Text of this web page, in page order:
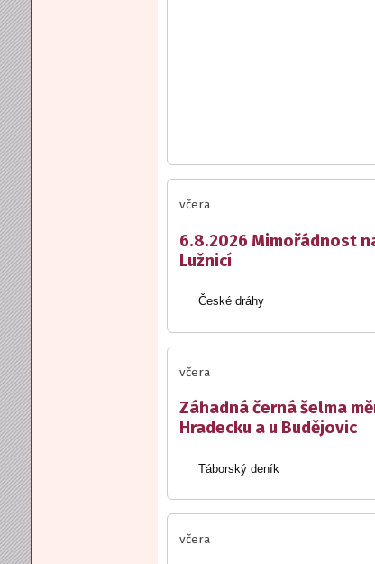
včera
6.8.2026 Mimořádnost
Lužnicí
České dráhy
včera
Záhadná černá šelma
Hradecku a u Budějovic
Táborský deník
včera